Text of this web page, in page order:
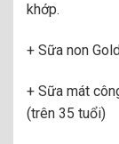
khớp.
+ Sữa non
+ Sữa mát
(trên 35 tuổi)